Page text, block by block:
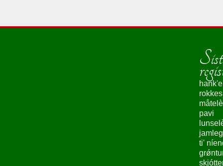
hank'e
pavi
ti'